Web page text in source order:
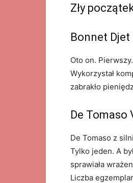
Zły
Bonnet Djet
Oto on.
Wykorzystał
zabrakło
De Tomaso
De Tomaso z
Tylko jeden. A
sprawiała
Liczba